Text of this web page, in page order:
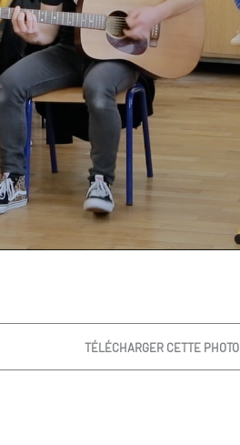
TÉLÉCHARGER CETTE PHOTO